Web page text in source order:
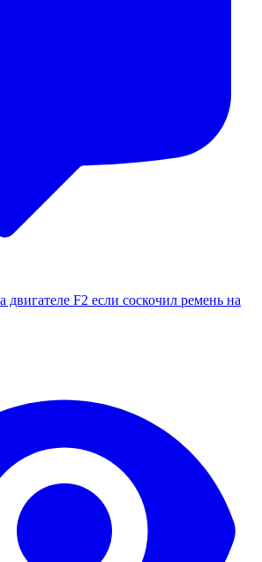
двигателе F2 если соскочил ремень на